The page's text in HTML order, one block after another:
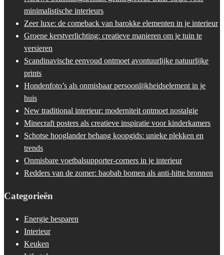
minimalistische interieurs
Zeer luxe: de comeback van barokke elementen in je interieur
Groene kerstverlichting: creatieve manieren om je tuin te
versieren
Scandinavische eenvoud ontmoet avontuurlijke natuurlijke
prints
Hondenfoto’s als onmisbaar persoonlijkheidselement in je
huis
New traditional interieur: moderniteit ontmoet nostalgie
Minecraft posters als creatieve inspiratie voor kinderkamers
Schotse hooglander behang koopgids: unieke plekken en
trends
Onmisbare voetbalsupporter-corners in je interieur
Redders van de zomer: baobab bomen als anti-hitte bronnen
Categorieën
Energie besparen
Interieur
Keuken